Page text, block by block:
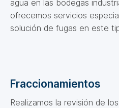
agua en las bodegas
ofrecemos servicios
solución de fugas en este
Fraccionamientos
Realizamos la revisión de